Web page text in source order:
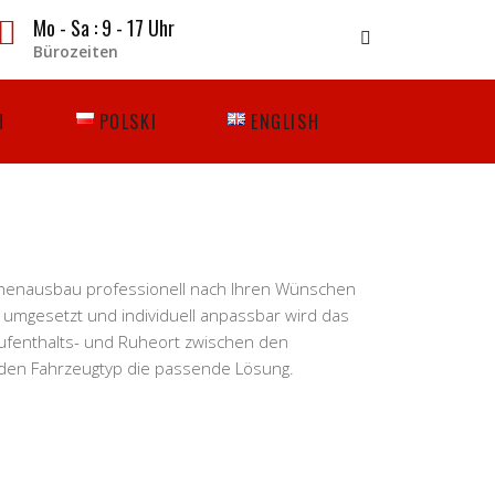
Mo - Sa : 9 - 17 Uhr
Bürozeiten
POLSKI ENGLISH
professionell nach Ihren Wünschen
und individuell anpassbar wird das
und Ruheort zwischen den
Fahrzeugtyp die passende Lösung.